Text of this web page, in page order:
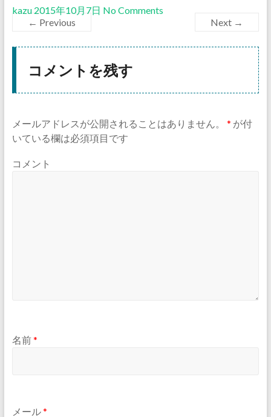
kazu 2015年10月7日 No Comments
← Previous
Next →
コメントを残す
メールアドレスが公開されることはありません。 * が付
いている欄は必須項目です
コメント
名前*
メール*